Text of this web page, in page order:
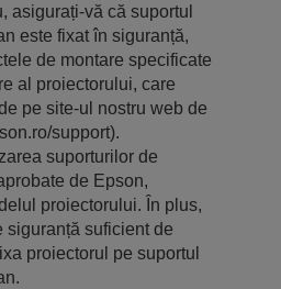
asigurați-vă că suportul
este fixat în siguranță,
de montare specificate
al proiectorului, care
pe site-ul nostru web de
support).
suporturilor de
de Epson,
proiectorului. În plus,
siguranță suficient de
proiectorul pe suportul